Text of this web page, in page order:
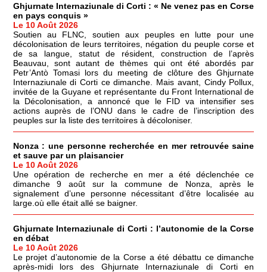
Ghjurnate Internaziunale di Corti : « Ne venez pas en Corse
en pays conquis »
Le 10 Août 2026
Soutien au FLNC, soutien aux peuples en lutte pour une
décolonisation de leurs territoires, négation du peuple corse et
de sa langue, statut de résident, construction de l’après
Beauvau, sont autant de thèmes qui ont été abordés par
Petr’Antò Tomasi lors du meeting de clôture des Ghjurnate
Internaziunale di Corti ce dimanche. Mais avant, Cindy Pollux,
invitée de la Guyane et représentante du Front International de
la Décolonisation, a annoncé que le FID va intensifier ses
actions auprès de l’ONU dans le cadre de l’inscription des
peuples sur la liste des territoires à décoloniser.
Nonza : une personne recherchée en mer retrouvée saine
et sauve par un plaisancier
Le 10 Août 2026
Une opération de recherche en mer a été déclenchée ce
dimanche 9 août sur la commune de Nonza, après le
signalement d’une personne nécessitant d’être localisée au
large.où elle était allé se baigner.
Ghjurnate Internaziunale di Corti : l’autonomie de la Corse
en débat
Le 10 Août 2026
Le projet d’autonomie de la Corse a été débattu ce dimanche
après-midi lors des Ghjurnate Internaziunale di Corti en